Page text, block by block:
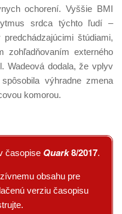
ochorení. Vyššie BMI
srdca týchto ľudí –
štúdiami,
zohľadňovaním externého
Wadeová dodala, že vplyv
výhradne zmena
komorou.
časopise Quark8/2017.
obsahu pre
verziu časopisu